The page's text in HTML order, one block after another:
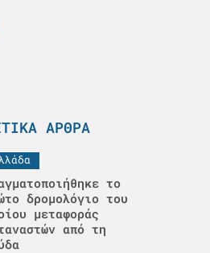
ΆΡΘΡΑ
το
δρομολόγιο του
μεταφοράς
από τη